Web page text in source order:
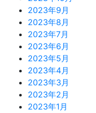
2023年9月
2023年8月
2023年7月
2023年6月
2023年5月
2023年4月
2023年3月
2023年2月
2023年1月